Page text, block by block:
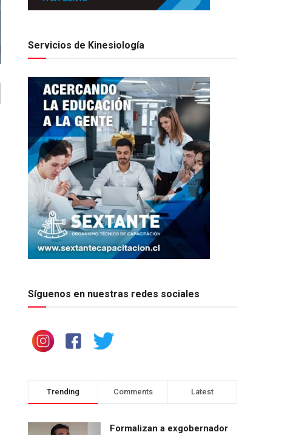
Servicios de Kinesiología
Síguenos en nuestras redes sociales
Trending Comments Latest
Formalizan a exgobernador